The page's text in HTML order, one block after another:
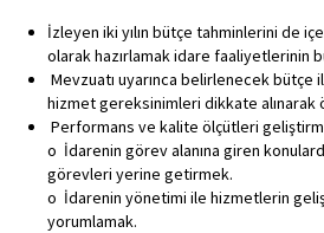
İzleyen iki yılın bütçe tahminlerini de
olarak hazırlamak idare faaliyetlerinin
Mevzuatı uyarınca belirlenecek bütçe
hizmet gereksinimleri dikkate
Performans ve kalite ölçütleri
o İdarenin görev alanına giren
görevleri yerine getirmek.
o İdarenin yönetimi ile hizmetlerin
yorumlamak.